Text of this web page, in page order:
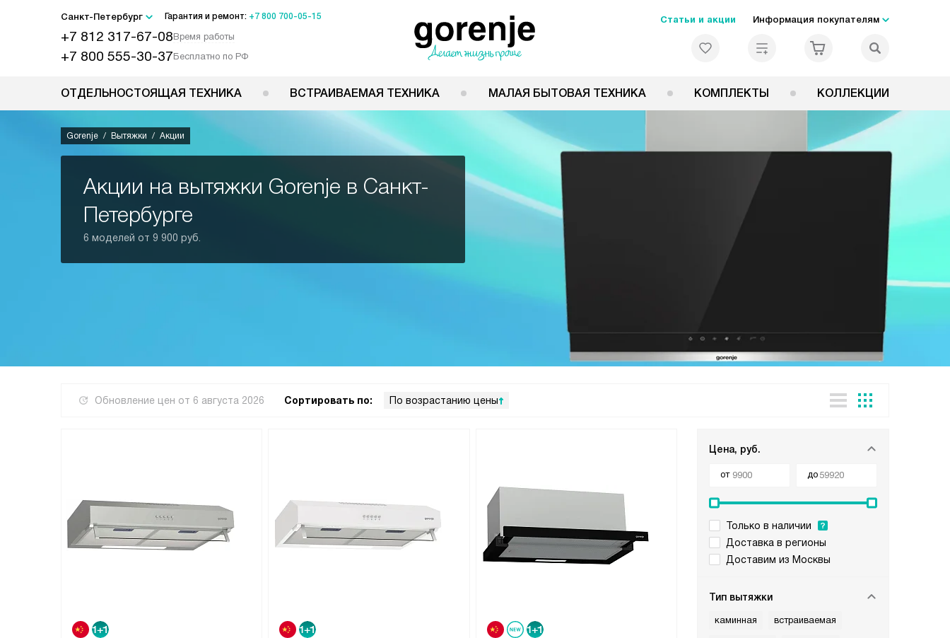
Санкт-Петербург Гарантия и ремонт: +7 800 700-05-15
+7 812 317-67-08Время работы
+7 800 555-30-37Бесплатно по РФ
Статьи и акции Информация покупателям
ОТДЕЛЬНОСТОЯЩАЯ ТЕХНИКА ВСТРАИВАЕМАЯ ТЕХНИКА МАЛАЯ БЫТОВАЯ ТЕХНИКА КОМПЛЕКТЫ КОЛЛЕКЦИИ
Gorenje Вытяжки Акции
Акции на вытяжки Gorenje в Санкт-
Петербурге
6 моделей от 9 900 руб.
Обновление цен от 6 августа 2026 Сортировать по: По возрастанию цены
Цена, руб.
от до
Только в наличии
Доставка в регионы
Доставим из Москвы
Тип вытяжки
каминная встраиваемая